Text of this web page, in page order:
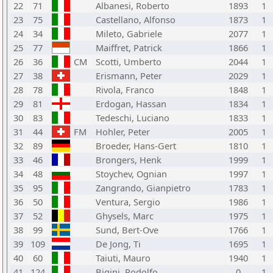
22 71 Albanesi, Roberto 1893
1
23
75 Castellano, Alfonso 1873
1
24
34 Mileto, Gabriele 2077
1
25
77 Maiffret, Patrick 1866
1
26
36 CM Scotti, Umberto 2044
1
27
38 Erismann, Peter 2029
1
28
78 Rivola, Franco 1848
1
29
81 Erdogan, Hassan 1834
1
30
83 Tedeschi, Luciano 1833
1
31
44 FM Hohler, Peter 2005
1
32
89 Broeder, Hans-Gert 1810
1
33
46 Brongers, Henk 1999
1
34
48 Stoychev, Ognian 1997
1
35
95 Zangrando, Gianpietro 1783
1
36
50 Ventura, Sergio 1986
1
37
52 Ghysels, Marc 1975
1
38
99 Sund, Bert-Ove 1766
1
39
109 De Jong, Ti 1695
1
40
60 Taiuti, Mauro 1940
1